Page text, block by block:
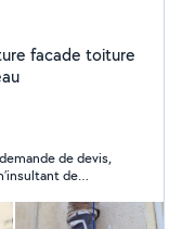
facade toiture
de devis,
de
faire affaire avec